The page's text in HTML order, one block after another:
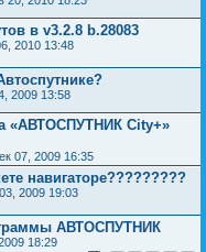
в v3.2.8 b.28083
2010 13:48
2009 13:58
«АВТОСПУТНИК City+»
07, 2009 16:35
навигаторе?????????
2009 19:03
АВТОСПУТНИК
18:29